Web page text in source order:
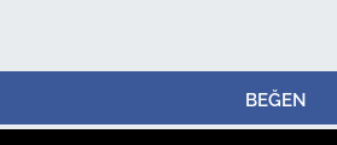
BEĞEN